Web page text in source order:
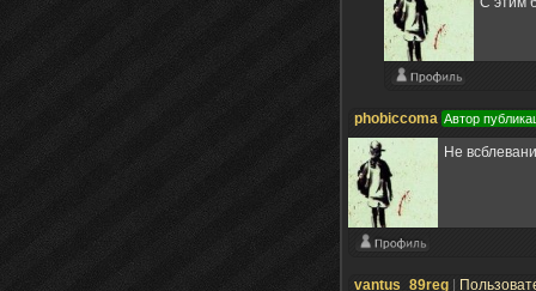
phobiccoma Автор
Не
vantus_89reg